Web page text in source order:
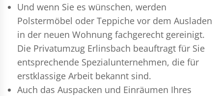
Und wenn Sie es wünschen, werden
Polstermöbel oder Teppiche vor dem Ausladen
in der neuen Wohnung fachgerecht gereinigt.
Die Privatumzug Erlinsbach beauftragt für Sie
entsprechende Spezialunternehmen, die für
erstklassige Arbeit bekannt sind.
Auch das Auspacken und Einräumen Ihres